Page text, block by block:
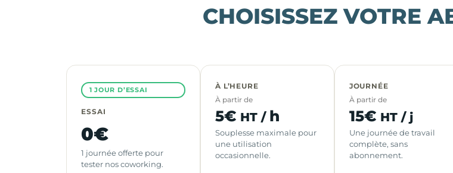
CHOISISSEZ VOTRE
1 JOUR D’ESSAI
ESSAI
0€
1 journée offerte pour
tester nos coworking.
À L’HEURE
À partir de
5€ HT / h
Souplesse maximale pour
une utilisation
occasionnelle.
JOURNÉE
À partir de
15€ HT / j
Une journée de travail
complète, sans
abonnement.